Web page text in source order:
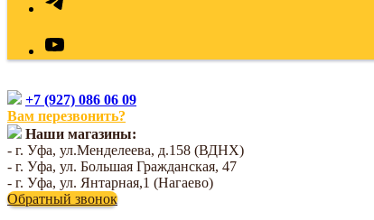
+7 (927) 086 06 09
Вам перезвонить?
Наши магазины:
- г. Уфа, ул.Менделеева, д.158 (ВДНХ)
- г. Уфа, ул. Большая Гражданская, 47
- г. Уфа, ул. Янтарная,1 (Нагаево)
Обратный звонок